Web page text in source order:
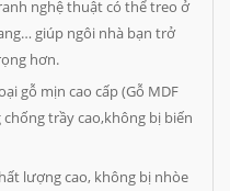
nghệ thuật có thể treo ở
giúp ngôi nhà bạn trở
hơn.
gỗ mịn cao cấp (Gỗ MDF
trầy cao,không bị biến
lượng cao, không bị nhòe